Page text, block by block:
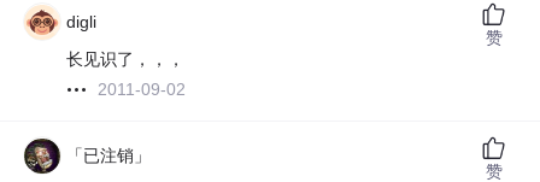
digli
长见识了，，，
2011-09-02
赞
「已注销」
赞